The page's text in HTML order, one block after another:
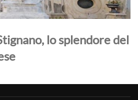
lo splendore del